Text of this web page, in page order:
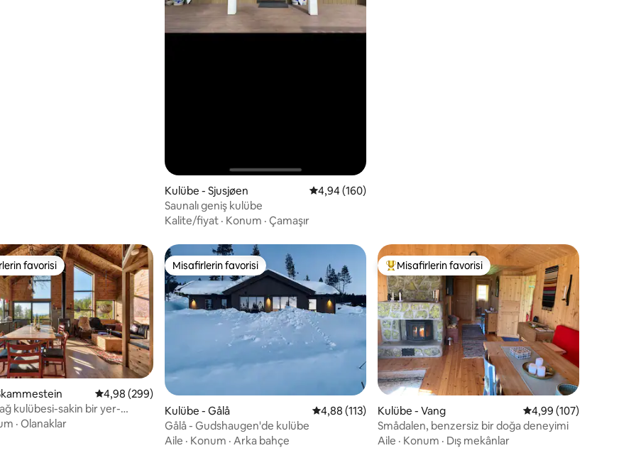
Kulübe - Sjusjøen 5 üzerinden ortalama 4,94 puan, 160 değerlendirme
4,94 (160)
Saunalı geniş kulübe
Kalite/fiyat · Konum · Çamaşır
favorilerinden en beğenilenler arasında
favorisi
5 üzerinden ortalama 4,98 puan, 299 değerlendirme
4,98 (299)
kulübesi-sakin bir yer-
yakınında
· Olanaklar
Misafirlerin favorisi
Misafirlerin favorisi
Kulübe - Gålå 5 üzerinden ortalama 4,88 puan, 113 değerlendirme
4,88 (113)
Gålå - Gudshaugen'de kulübe
Aile · Konum · Arka bahçe
Misafirlerin favorilerinden en beğenilenler arasında
Misafirlerin favorisi
Kulübe - Vang 5 üzerinden ortalama
4,99 (107)
Smådalen, benzersiz bir doğa deneyimi
Aile · Konum · Dış mekânlar